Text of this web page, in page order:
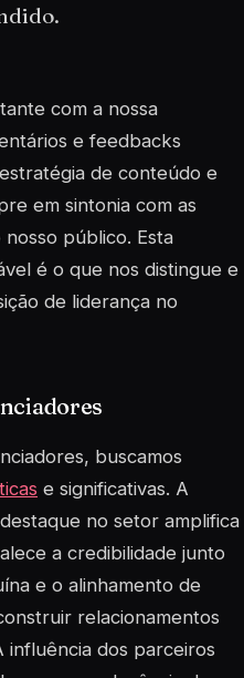
com a nossa
e feedbacks
de conteúdo e
em sintonia com as
público. Esta
é o que nos distingue e
de liderança no
buscamos
e significativas. A
no setor amplifica
a credibilidade junto
e o alinhamento de
relacionamentos
influência dos parceiros